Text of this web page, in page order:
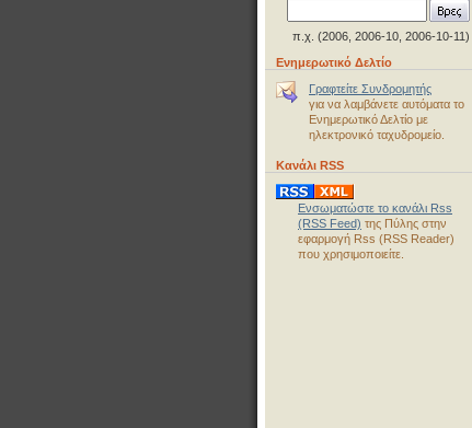
π.χ. (2006, 2006-10, 2006-10-11)
Ενημερωτικό Δελτίο
Γραφτείτε Συνδρομητής
για να λαμβάνετε αυτόματα το
Ενημερωτικό Δελτίο με
ηλεκτρονικό ταχυδρομείο.
Κανάλι RSS
Ενσωματώστε το κανάλι Rss
(RSS Feed) της Πύλης στην
εφαρμογή Rss (RSS Reader)
που χρησιμοποιείτε.